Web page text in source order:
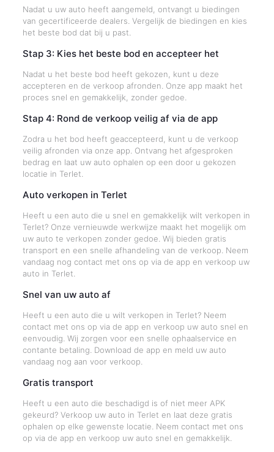
Nadat u uw auto heeft aangemeld, ontvangt u biedingen
van gecertificeerde dealers. Vergelijk de biedingen en kies
het beste bod dat bij u past.
Stap 3: Kies het beste bod en accepteer het
Nadat u het beste bod heeft gekozen, kunt u deze
accepteren en de verkoop afronden. Onze app maakt het
proces snel en gemakkelijk, zonder gedoe.
Stap 4: Rond de verkoop veilig af via de app
Zodra u het bod heeft geaccepteerd, kunt u de verkoop
veilig afronden via onze app. Ontvang het afgesproken
bedrag en laat uw auto ophalen op een door u gekozen
locatie in Terlet.
Auto verkopen in Terlet
Heeft u een auto die u snel en gemakkelijk wilt verkopen in
Terlet? Onze vernieuwde werkwijze maakt het mogelijk om
uw auto te verkopen zonder gedoe. Wij bieden gratis
transport en een snelle afhandeling van de verkoop. Neem
vandaag nog contact met ons op via de app en verkoop uw
auto in Terlet.
Snel van uw auto af
Heeft u een auto die u wilt verkopen in Terlet? Neem
contact met ons op via de app en verkoop uw auto snel en
eenvoudig. Wij zorgen voor een snelle ophaalservice en
contante betaling. Download de app en meld uw auto
vandaag nog aan voor verkoop.
Gratis transport
Heeft u een auto die beschadigd is of niet meer APK
gekeurd? Verkoop uw auto in Terlet en laat deze gratis
ophalen op elke gewenste locatie. Neem contact met ons
op via de app en verkoop uw auto snel en gemakkelijk.